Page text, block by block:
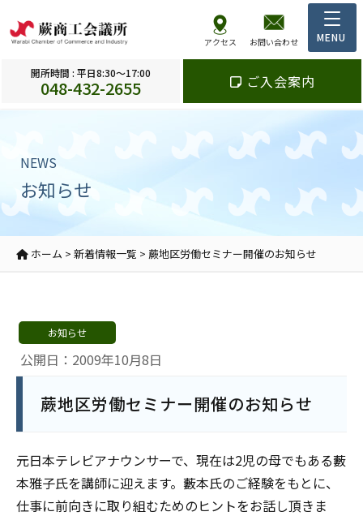
アクセス お問い合わせ
開所時間 : 平日8:30～17:00
048-432-2655 ご入会案内
NEWS
お知らせ
ホーム > 新着情報一覧 > 蕨地区労働セミナー開催のお知らせ
公開日：2009年10月8日
お知らせ
蕨地区労働セミナー開催のお知らせ
元日本テレビアナウンサーで、現在は2児の母でもある藪
本雅子氏を講師に迎えます。藪本氏のご経験をもとに、
仕事に前向きに取り組むためのヒントをお話し頂きま